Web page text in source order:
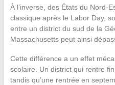
À l’inverse, des États du Nord-
classique après le Labor Day,
entre un district du sud de la
Massachusetts peut ainsi
Cette différence a un effet
scolaire. Un district qui rentre
tandis qu’une rentrée en